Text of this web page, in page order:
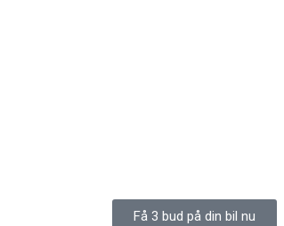
Få 3 bud på din bil nu